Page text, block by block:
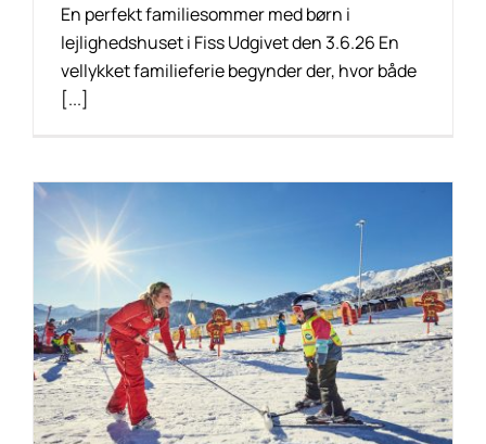
En perfekt familiesommer med børn i
lejlighedshuset i Fiss Udgivet den 3.6.26 En
vellykket familieferie begynder der, hvor både
[...]
Din ekspert i skiferie
for familier med børn i
Fiss
Tip til vandring Unkategorisiert